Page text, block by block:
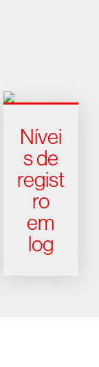
Nívei
s de
regist
ro
em
log